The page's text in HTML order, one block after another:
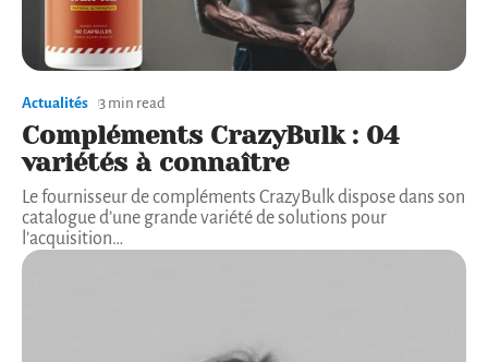
Actualités 3 min read
Compléments CrazyBulk : 04
variétés à connaître
Le fournisseur de compléments CrazyBulk dispose dans son
catalogue d’une grande variété de solutions pour
l’acquisition…